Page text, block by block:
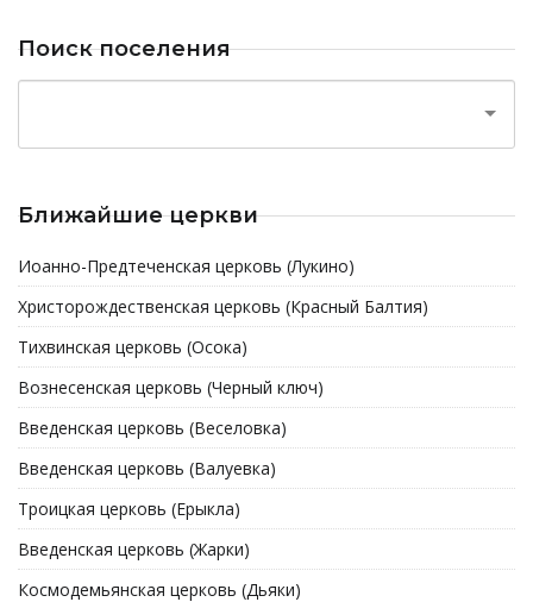
Поиск поселения
Ближайшие церкви
Иоанно-Предтеченская церковь (Лукино)
Христорождественская церковь (Красный Балтия)
Тихвинская церковь (Осока)
Вознесенская церковь (Черный ключ)
Введенская церковь (Веселовка)
Введенская церковь (Валуевка)
Троицкая церковь (Ерыкла)
Введенская церковь (Жарки)
Космодемьянская церковь (Дьяки)